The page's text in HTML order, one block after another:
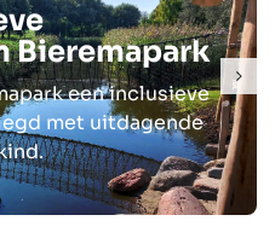
Bieremapark
een inclusieve
met uitdagende